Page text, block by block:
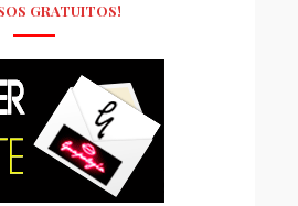
GRATUITOS!